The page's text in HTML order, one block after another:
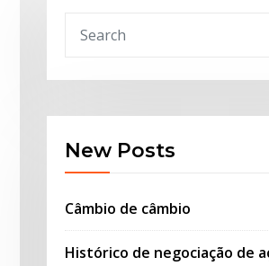
New Posts
Câmbio de câmbio
Histórico de negociação de